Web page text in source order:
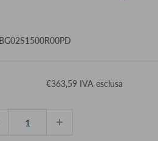
€363,59 IVA esclusa